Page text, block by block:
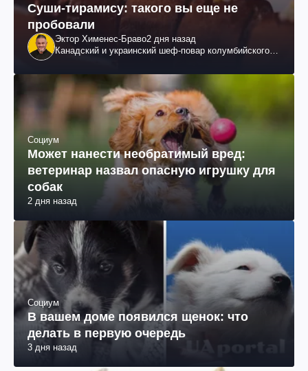
Суши-тирамису: такого вы еще не
пробовали
Эктор Хименес-Браво2 дня назад
Канадский и украинский шеф-повар колумбийского
Социум
Может нанести необратимый вред:
ветеринар назвал опасную игрушку для
собак
2 дня назад
Социум
В вашем доме появился щенок: что
делать в первую очередь
3 дня назад